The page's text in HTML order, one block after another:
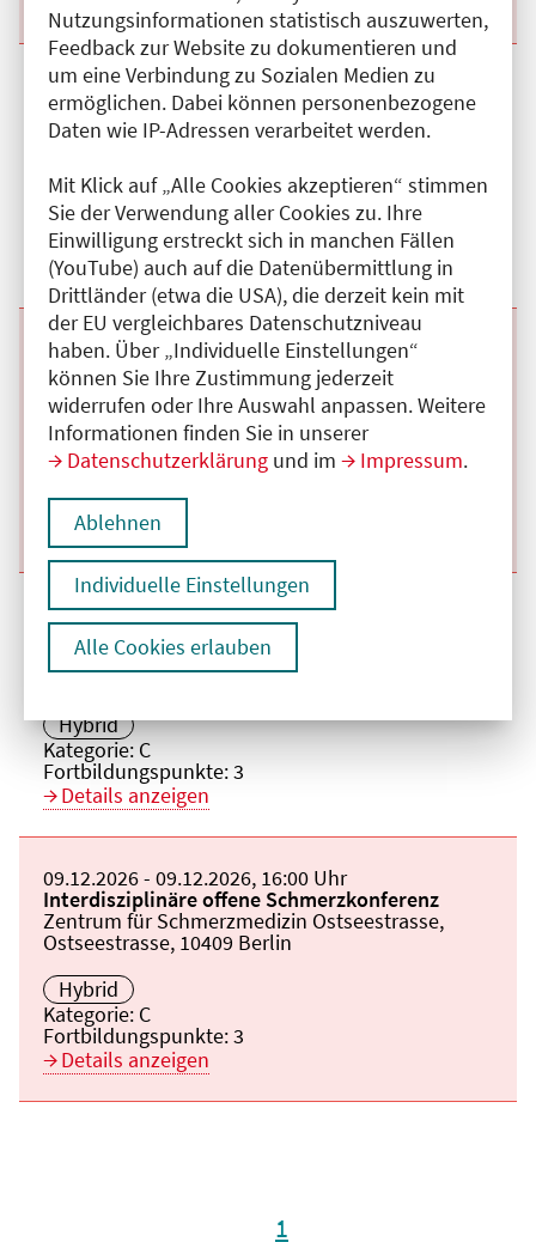
Nutzungsinformationen statistisch auszuwerten,
Feedback zur Website zu dokumentieren und
um eine Verbindung zu Sozialen Medien zu
ermöglichen. Dabei können personenbezogene
Daten wie IP-Adressen verarbeitet werden.
Mit Klick auf „Alle Cookies akzeptieren“ stimmen
Sie der Verwendung aller Cookies zu. Ihre
Einwilligung erstreckt sich in manchen Fällen
(YouTube) auch auf die Datenübermittlung in
Drittländer (etwa die USA), die derzeit kein mit
der EU vergleichbares Datenschutzniveau
haben. Über „Individuelle Einstellungen“
können Sie Ihre Zustimmung jederzeit
widerrufen oder Ihre Auswahl anpassen. Weitere
Informationen finden Sie in unserer
Datenschutzerklärung und im Impressum.
Ablehnen
Individuelle Einstellungen
Alle Cookies erlauben
Beginn:
09.09.2026Ende und Anfangszeit:
-09.09.2026, 16:00 Uhr
Veranstaltungstitel:
Interdisziplinäre offene Schmerzkonferenz
Veranstaltungsort:
Zentrum für Schmerzmedizin Ostseestrasse,
Hybrid
Kategorie:C
Fortbildungspunkte:3
Details anzeigen
Beginn:
14.10.2026Ende und Anfangszeit:
-14.10.2026,16:00 Uhr
Veranstaltungstitel:
Interdisziplinäre offene Schmerzkonferenz
Veranstaltungsort:
Zentrum für Schmerzmedizin Ostseestrasse,
Ostseestrasse, 10409 Berlin
Hybrid
Fortbildungspunkte:
Details anzeigen
Beginn:
11.11.2026Ende und Anfangszeit:
-11.11.2026,16:00 Uhr
Veranstaltungstitel:
Interdisziplinäre offene Schmerzkonferenz
Veranstaltungsort:
Zentrum für Schmerzmedizin Ostseestrasse,
Ostseestrasse, 10409 Berlin
Hybrid
Kategorie: C
Fortbildungspunkte:3
Details anzeigen
Beginn:
09.12.2026Ende und Anfangszeit:
- 09.12.2026, 16:00 Uhr
Veranstaltungstitel:
Interdisziplinäre offene Schmerzkonferenz
Veranstaltungsort:
Zentrum für Schmerzmedizin Ostseestrasse,
Ostseestrasse, 10409 Berlin
Hybrid
Kategorie: C
Fortbildungspunkte:3
Details anzeigen
1